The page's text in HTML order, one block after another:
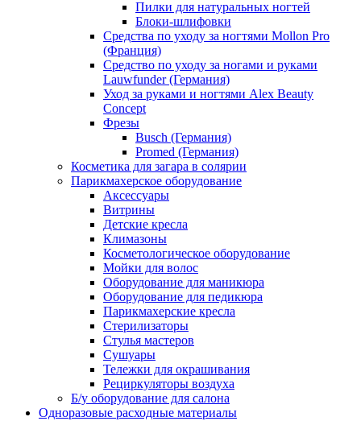
Пилки для натуральных ногтей
Блоки-шлифовки
Средства по уходу за ногтями Mollon Pro
(Франция)
Средство по уходу за ногами и руками
Lauwfunder (Германия)
Уход за руками и ногтями Alex Beauty
Concept
Фрезы
Busch (Германия)
Promed (Германия)
Косметика для загара в солярии
Парикмахерское оборудование
Аксессуары
Витрины
Детские кресла
Климазоны
Косметологическое оборудование
Мойки для волос
Оборудование для маникюра
Оборудование для педикюра
Парикмахерские кресла
Стерилизаторы
Стулья мастеров
Сушуары
Тележки для окрашивания
Рециркуляторы воздуха
Б/у оборудование для салона
Одноразовые расходные материалы